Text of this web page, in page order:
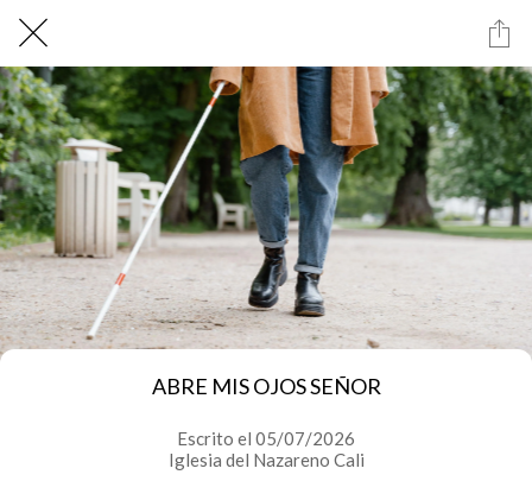
ABRE MIS OJOS SEÑOR
Escrito el 05/07/2026
Iglesia del Nazareno Cali